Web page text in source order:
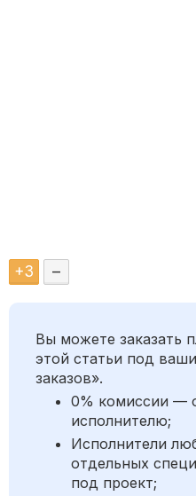
+3 –
Вы можете заказать
этой статьи под
заказов».
0% комиссии —
исполнителю;
Исполнители
отдельных
под проект;